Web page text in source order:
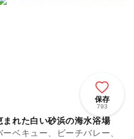
保存
793
れた白い砂浜の海水浴場
ベキュー、ビーチバレー、